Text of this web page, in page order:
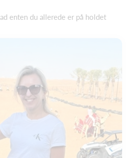
enten du allerede er på holdet